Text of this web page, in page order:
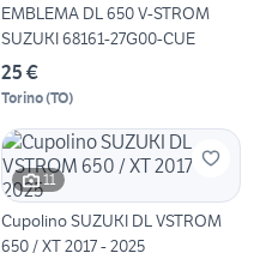
EMBLEMA DL 650 V-STROM
SUZUKI 68161-27G00-CUE
25 €
Torino(TO)
11
Cupolino SUZUKI DL VSTROM
650 / XT 2017 - 2025